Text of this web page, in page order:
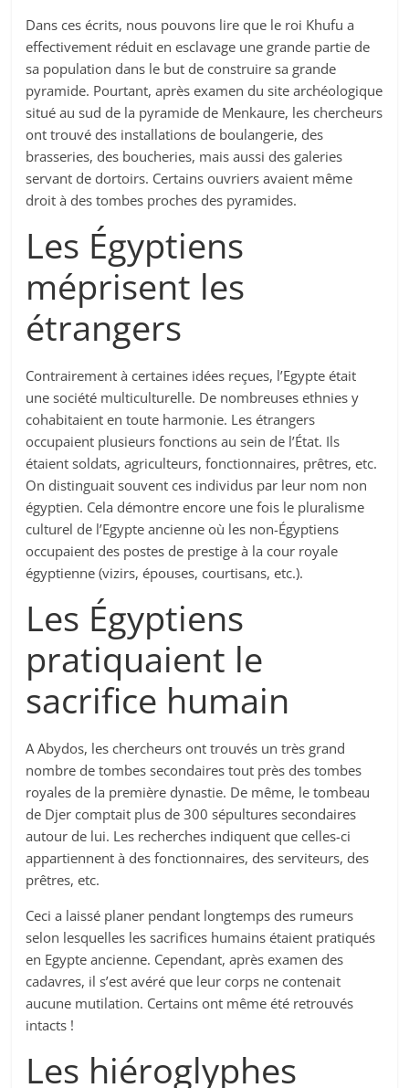
Dans ces écrits, nous pouvons lire que le roi Khufu a
effectivement réduit en esclavage une grande partie de
sa population dans le but de construire sa grande
pyramide. Pourtant, après examen du site archéologique
situé au sud de la pyramide de Menkaure, les chercheurs
ont trouvé des installations de boulangerie, des
brasseries, des boucheries, mais aussi des galeries
servant de dortoirs. Certains ouvriers avaient même
droit à des tombes proches des pyramides.
Les Égyptiens
méprisent les
étrangers
Contrairement à certaines idées reçues, l’Egypte était
une société multiculturelle. De nombreuses ethnies y
cohabitaient en toute harmonie. Les étrangers
occupaient plusieurs fonctions au sein de l’État. Ils
étaient soldats, agriculteurs, fonctionnaires, prêtres, etc.
On distinguait souvent ces individus par leur nom non
égyptien. Cela démontre encore une fois le pluralisme
culturel de l’Egypte ancienne où les non-Égyptiens
occupaient des postes de prestige à la cour royale
égyptienne (vizirs, épouses, courtisans, etc.).
Les Égyptiens
pratiquaient le
sacrifice humain
A Abydos, les chercheurs ont trouvés un très grand
nombre de tombes secondaires tout près des tombes
royales de la première dynastie. De même, le tombeau
de Djer comptait plus de 300 sépultures secondaires
autour de lui. Les recherches indiquent que celles-ci
appartiennent à des fonctionnaires, des serviteurs, des
prêtres, etc.
Ceci a laissé planer pendant longtemps des rumeurs
selon lesquelles les sacrifices humains étaient pratiqués
en Egypte ancienne. Cependant, après examen des
cadavres, il s’est avéré que leur corps ne contenait
aucune mutilation. Certains ont même été retrouvés
intacts !
Les hiéroglyphes